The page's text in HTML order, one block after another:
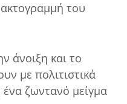
του
άνοιξη και το
με πολιτιστικά
ζωντανό μείγμα